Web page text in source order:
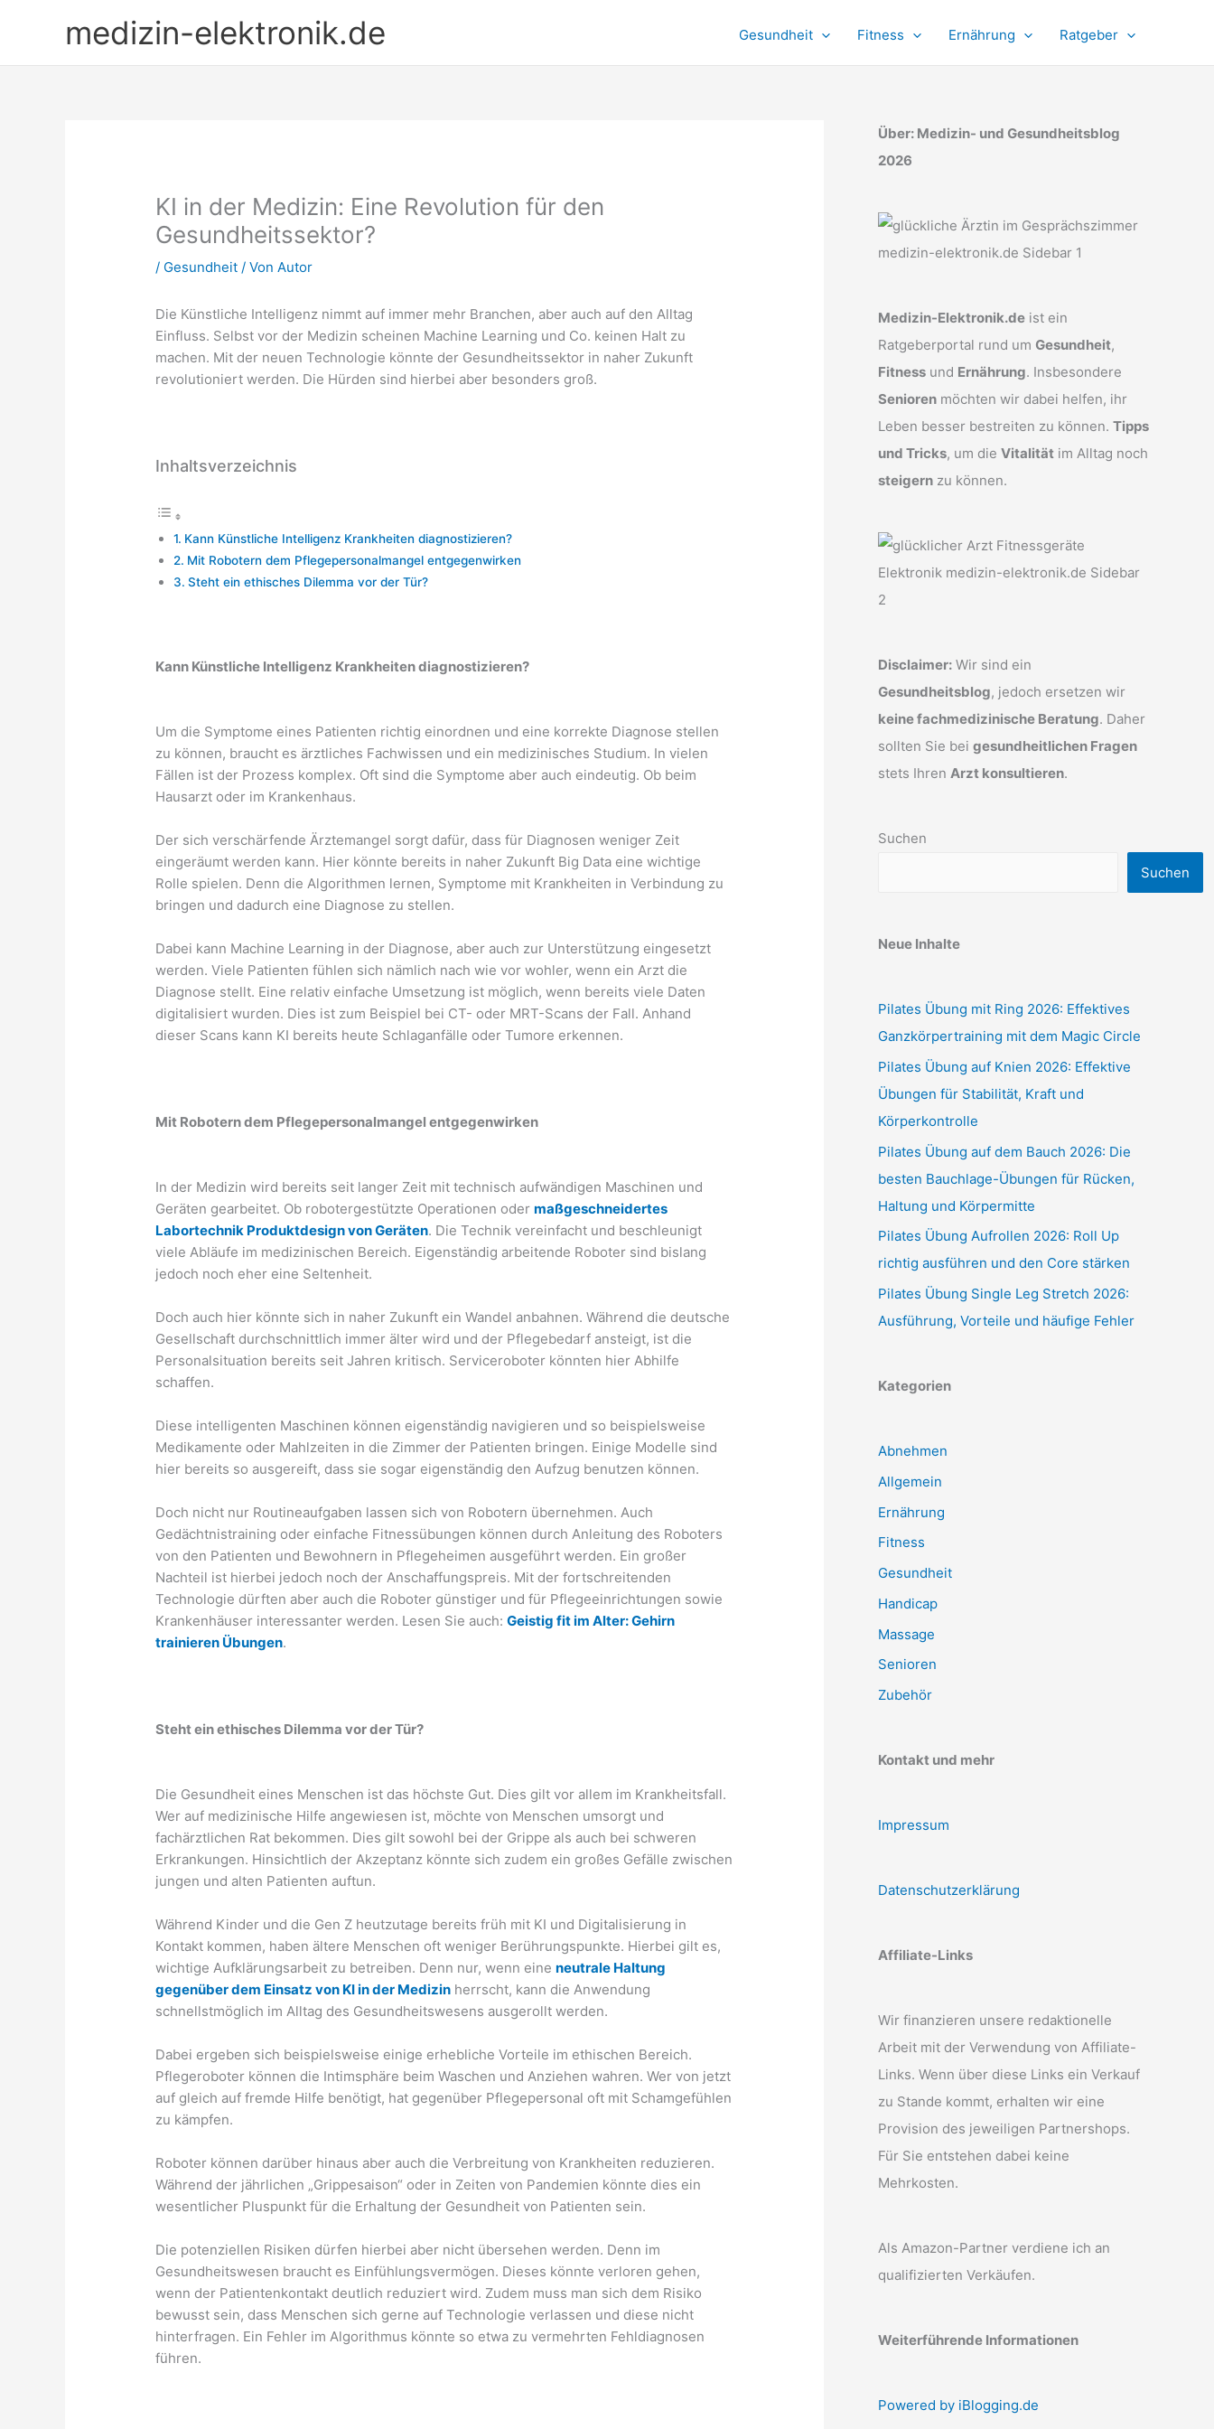
medizin-elektronik.de Gesundheit Fitness Ernährung Ratgeber
KI in der Medizin: Eine Revolution für den
Gesundheitssektor?
/ Gesundheit / VonAutor
Die Künstliche Intelligenz nimmt auf immer mehr Branchen, aber auch auf den Alltag
Einfluss. Selbst vor der Medizin scheinen Machine Learning und Co. keinen Halt zu
machen. Mit der neuen Technologie könnte der Gesundheitssektor in naher Zukunft
revolutioniert werden. Die Hürden sind hierbei aber besonders groß.
Inhaltsverzeichnis
Kann Künstliche Intelligenz Krankheiten diagnostizieren?
Mit Robotern dem Pflegepersonalmangel entgegenwirken
Steht ein ethisches Dilemma vor der Tür?
Kann Künstliche Intelligenz Krankheiten diagnostizieren?
Um die Symptome eines Patienten richtig einordnen und eine korrekte Diagnose stellen
zu können, braucht es ärztliches Fachwissen und ein medizinisches Studium. In vielen
Fällen ist der Prozess komplex. Oft sind die Symptome aber auch eindeutig. Ob beim
Hausarzt oder im Krankenhaus.
Der sich verschärfende Ärztemangel sorgt dafür, dass für Diagnosen weniger Zeit
eingeräumt werden kann. Hier könnte bereits in naher Zukunft Big Data eine wichtige
Rolle spielen. Denn die Algorithmen lernen, Symptome mit Krankheiten in Verbindung zu
bringen und dadurch eine Diagnose zu stellen.
Dabei kann Machine Learning in der Diagnose, aber auch zur Unterstützung eingesetzt
werden. Viele Patienten fühlen sich nämlich nach wie vor wohler, wenn ein Arzt die
Diagnose stellt. Eine relativ einfache Umsetzung ist möglich, wenn bereits viele Daten
digitalisiert wurden. Dies ist zum Beispiel bei CT- oder MRT-Scans der Fall. Anhand
dieser Scans kann KI bereits heute Schlaganfälle oder Tumore erkennen.
Mit Robotern dem Pflegepersonalmangel entgegenwirken
In der Medizin wird bereits seit langer Zeit mit technisch aufwändigen Maschinen und
Geräten gearbeitet. Ob robotergestützte Operationen odermaßgeschneidertes
Labortechnik Produktdesign von Geräten. Die Technik vereinfacht und beschleunigt
viele Abläufe im medizinischen Bereich. Eigenständig arbeitende Roboter sind bislang
jedoch noch eher eine Seltenheit.
Doch auch hier könnte sich in naher Zukunft ein Wandel anbahnen. Während die deutsche
Gesellschaft durchschnittlich immer älter wird und der Pflegebedarf ansteigt, ist die
Personalsituation bereits seit Jahren kritisch. Serviceroboter könnten hier Abhilfe
schaffen.
Diese intelligenten Maschinen können eigenständig navigieren und so beispielsweise
Medikamente oder Mahlzeiten in die Zimmer der Patienten bringen. Einige Modelle sind
hier bereits so ausgereift, dass sie sogar eigenständig den Aufzug benutzen können.
Doch nicht nur Routineaufgaben lassen sich von Robotern übernehmen. Auch
Gedächtnistraining oder einfache Fitnessübungen können durch Anleitung des Roboters
von den Patienten und Bewohnern in Pflegeheimen ausgeführt werden. Ein großer
Nachteil ist hierbei jedoch noch der Anschaffungspreis. Mit der fortschreitenden
Technologie dürften aber auch die Roboter günstiger und für Pflegeeinrichtungen sowie
Krankenhäuser interessanter werden. Lesen Sie auch:Geistig fit im Alter: Gehirn
trainieren Übungen.
Steht ein ethisches Dilemma vor der Tür?
Die Gesundheit eines Menschen ist das höchste Gut. Dies gilt vor allem im Krankheitsfall.
Wer auf medizinische Hilfe angewiesen ist, möchte von Menschen umsorgt und
fachärztlichen Rat bekommen. Dies gilt sowohl bei der Grippe als auch bei schweren
Erkrankungen. Hinsichtlich der Akzeptanz könnte sich zudem ein großes Gefälle zwischen
jungen und alten Patienten auftun.
Während Kinder und die Gen Z heutzutage bereits früh mit KI und Digitalisierung in
Kontakt kommen, haben ältere Menschen oft weniger Berührungspunkte. Hierbei gilt es,
wichtige Aufklärungsarbeit zu betreiben. Denn nur, wenn eineneutrale Haltung
gegenüber dem Einsatz von KI in der Medizin herrscht, kann die Anwendung
schnellstmöglich im Alltag des Gesundheitswesens ausgerollt werden.
Dabei ergeben sich beispielsweise einige erhebliche Vorteile im ethischen Bereich.
Pflegeroboter können die Intimsphäre beim Waschen und Anziehen wahren. Wer von jetzt
auf gleich auf fremde Hilfe benötigt, hat gegenüber Pflegepersonal oft mit Schamgefühlen
zu kämpfen.
Roboter können darüber hinaus aber auch die Verbreitung von Krankheiten reduzieren.
Während der jährlichen „Grippesaison“ oder in Zeiten von Pandemien könnte dies ein
wesentlicher Pluspunkt für die Erhaltung der Gesundheit von Patienten sein.
Die potenziellen Risiken dürfen hierbei aber nicht übersehen werden. Denn im
Gesundheitswesen braucht es Einfühlungsvermögen. Dieses könnte verloren gehen,
wenn der Patientenkontakt deutlich reduziert wird. Zudem muss man sich dem Risiko
bewusst sein, dass Menschen sich gerne auf Technologie verlassen und diese nicht
hinterfragen. Ein Fehler im Algorithmus könnte so etwa zu vermehrten Fehldiagnosen
führen.
Über: Medizin- und Gesundheitsblog
2026
Medizin-Elektronik.de ist ein
Ratgeberportal rund um Gesundheit,
Fitness und Ernährung. Insbesondere
Senioren möchten wir dabei helfen, ihr
Leben besser bestreiten zu können. Tipps
und Tricks, um die Vitalität im Alltag noch
steigern zu können.
Disclaimer: Wir sind ein
Gesundheitsblog, jedoch ersetzen wir
keine fachmedizinische Beratung. Daher
sollten Sie bei gesundheitlichen Fragen
stets Ihren Arzt konsultieren.
Suchen
Suchen
Neue Inhalte
Pilates Übung mit Ring 2026: Effektives
Ganzkörpertraining mit dem Magic Circle
Pilates Übung auf Knien 2026: Effektive
Übungen für Stabilität, Kraft und
Körperkontrolle
Pilates Übung auf dem Bauch 2026: Die
besten Bauchlage-Übungen für Rücken,
Haltung und Körpermitte
Pilates Übung Aufrollen 2026: Roll Up
richtig ausführen und den Core stärken
Pilates Übung Single Leg Stretch 2026:
Ausführung, Vorteile und häufige Fehler
Kategorien
Abnehmen
Allgemein
Ernährung
Fitness
Gesundheit
Handicap
Massage
Senioren
Zubehör
Kontakt und mehr
Impressum
Datenschutzerklärung
Affiliate-Links
Wir finanzieren unsere redaktionelle
Arbeit mit der Verwendung von Affiliate-
Links. Wenn über diese Links ein Verkauf
zu Stande kommt, erhalten wir eine
Provision des jeweiligen Partnershops.
Für Sie entstehen dabei keine
Mehrkosten.
Als Amazon-Partner verdiene ich an
qualifizierten Verkäufen.
Weiterführende Informationen
Powered by iBlogging.de